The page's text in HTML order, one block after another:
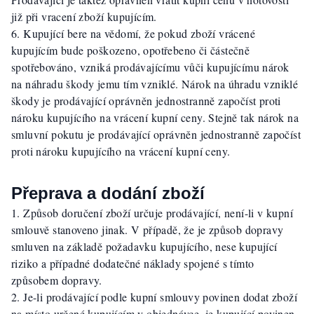
již při vracení zboží kupujícím.
Kupující bere na vědomí, že pokud zboží vrácené
kupujícím bude poškozeno, opotřebeno či částečně
spotřebováno, vzniká prodávajícímu vůči kupujícímu nárok
na náhradu škody jemu tím vzniklé. Nárok na úhradu vzniklé
škody je prodávající oprávněn jednostranně započíst proti
nároku kupujícího na vrácení kupní ceny. Stejně tak nárok na
smluvní pokutu je prodávající oprávněn jednostranně započíst
proti nároku kupujícího na vrácení kupní ceny.
Přeprava a dodání zboží
Způsob doručení zboží určuje prodávající, není-li v kupní
smlouvě stanoveno jinak. V případě, že je způsob dopravy
smluven na základě požadavku kupujícího, nese kupující
riziko a případné dodatečné náklady spojené s tímto
způsobem dopravy.
Je-li prodávající podle kupní smlouvy povinen dodat zboží